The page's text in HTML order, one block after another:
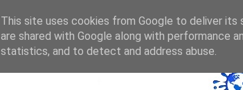
This site uses cookies from Google to deliver its
are shared with Google along with performance
statistics, and to detect and address abuse.